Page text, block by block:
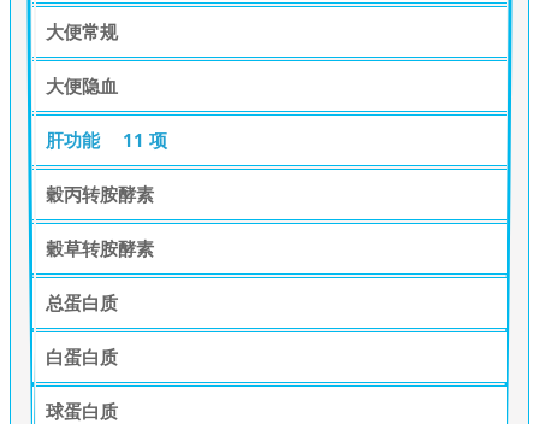
大便常规
大便隐血
肝功能 11 项
穀丙转胺酵素
穀草转胺酵素
总蛋白质
白蛋白质
球蛋白质